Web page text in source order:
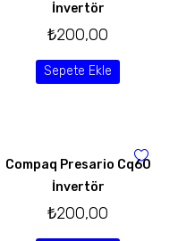
İnvertör
₺200,00
Sepete Ekle
Compaq Presario Cq60
İnvertör
₺200,00